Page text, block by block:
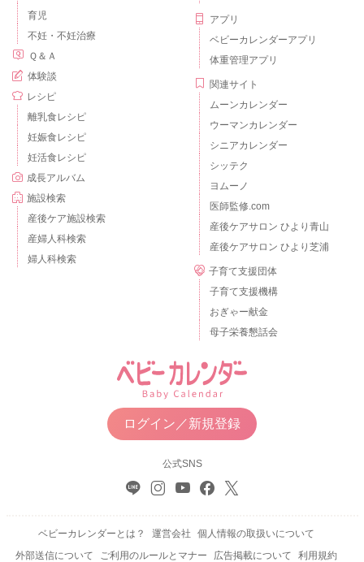
育児
不妊・不妊治療
Ｑ＆Ａ
体験談
レシピ
離乳食レシピ
妊娠食レシピ
妊活食レシピ
成長アルバム
施設検索
産後ケア施設検索
産婦人科検索
婦人科検索
アプリ
ベビーカレンダーアプリ
体重管理アプリ
関連サイト
ムーンカレンダー
ウーマンカレンダー
シニアカレンダー
シッテク
ヨムーノ
医師監修.com
産後ケアサロン ひより青山
産後ケアサロン ひより芝浦
子育て支援団体
子育て支援機構
おぎゃー献金
母子栄養懇話会
ログイン／新規登録
公式SNS
ベビーカレンダーとは？ 運営会社
個人情報の取扱いについて
外部送信について
ご利用のルールとマナー 広告掲載について 利用規約